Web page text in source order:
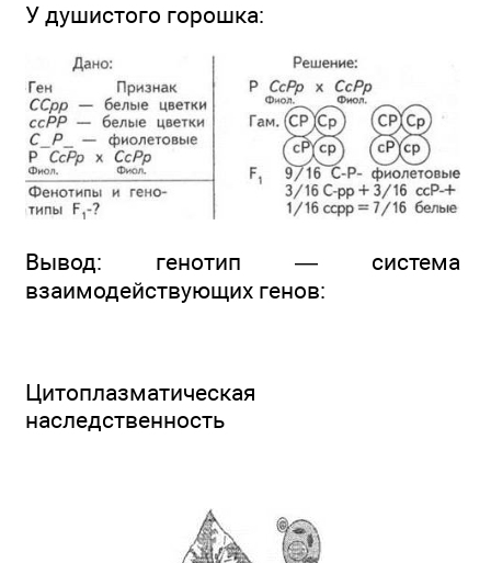
У душистого горошка:
Вывод: генотип — система
взаимодействующих генов:
Цитоплазматическая
наследственность